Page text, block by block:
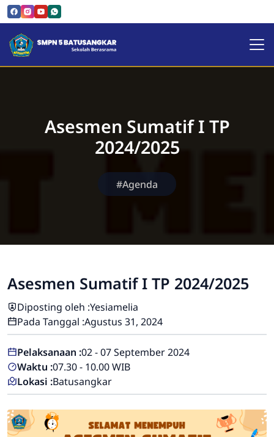
SMPN 5 Batusangkar |
Asesmen Sumatif I TP
2024/2025
#Agenda
Asesmen Sumatif I TP 2024/2025
Diposting oleh :Yesiamelia
Pada Tanggal :Agustus 31, 2024
Pelaksanaan :02 - 07 September 2024
Waktu :07.30 - 10.00 WIB
Lokasi :Batusangkar